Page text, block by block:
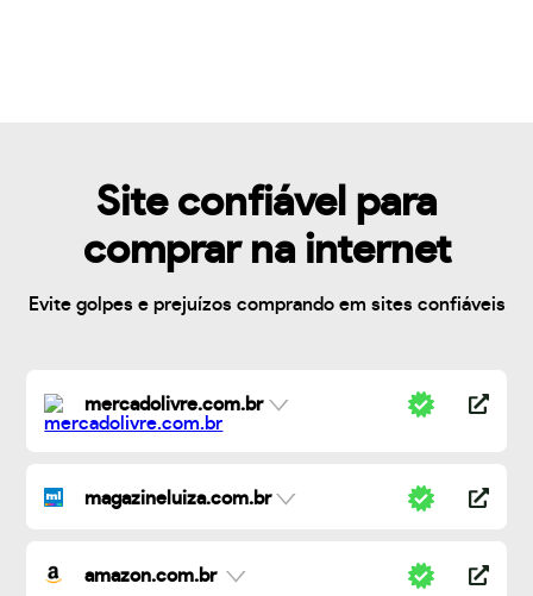
Site confiável para
comprar na internet
Evite golpes e prejuízos comprando em sites confiáveis
mercadolivre.com.br
magazineluiza.com.br
amazon.com.br